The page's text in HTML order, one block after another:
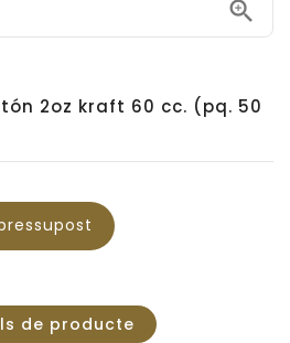

2oz kraft 60 cc. (pq. 50
de producte